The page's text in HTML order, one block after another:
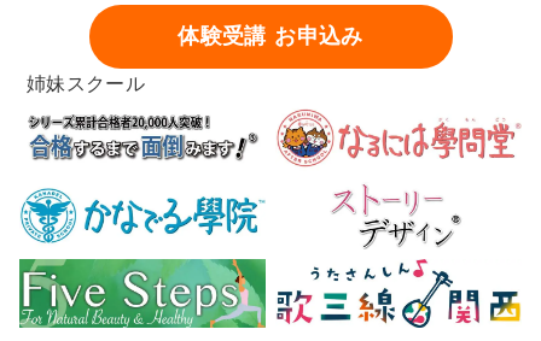
体験受講 お申込み
姉妹スクール